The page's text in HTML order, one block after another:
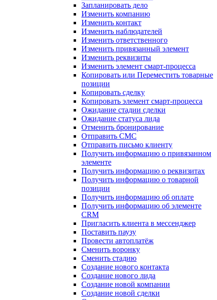
Запланировать дело
Изменить компанию
Изменить контакт
Изменить наблюдателей
Изменить ответственного
Изменить привязанный элемент
Изменить реквизиты
Изменить элемент смарт-процесса
Копировать или Переместить товарные
позиции
Копировать сделку
Копировать элемент смарт-процесса
Ожидание стадии сделки
Ожидание статуса лида
Отменить бронирование
Отправить СМС
Отправить письмо клиенту
Получить информацию о привязанном
элементе
Получить информацию о реквизитах
Получить информацию о товарной
позиции
Получить информацию об оплате
Получить информацию об элементе
CRM
Пригласить клиента в мессенджер
Поставить паузу
Провести автоплатёж
Сменить воронку
Сменить стадию
Создание нового контакта
Создание нового лида
Создание новой компании
Создание новой сделки